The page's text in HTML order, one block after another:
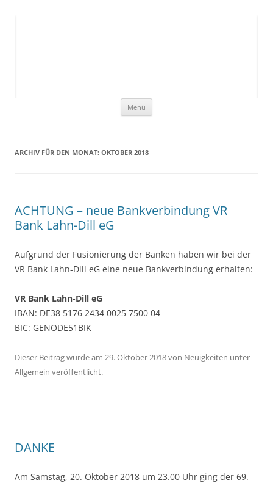
4 5 6
Menü
ARCHIV FÜR DEN MONAT: OKTOBER 2018
ACHTUNG – neue Bankverbindung VR
Bank Lahn-Dill eG
Aufgrund der Fusionierung der Banken haben wir bei der
VR Bank Lahn-Dill eG eine neue Bankverbindung erhalten:
VR Bank Lahn-Dill eG
IBAN: DE38 5176 2434 0025 7500 04
BIC: GENODE51BIK
Dieser Beitrag wurde am 29. Oktober 2018von Neuigkeiten unter
Allgemein veröffentlicht.
DANKE
Am Samstag, 20. Oktober 2018 um 23.00 Uhr ging der 69.